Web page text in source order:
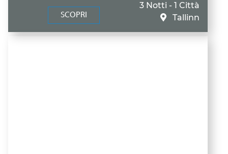
SCOPRI
3 Notti - 1 Città
Tallinn